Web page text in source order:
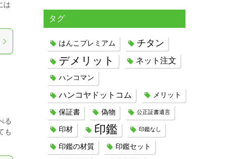
は
る
も
タグ
はんこプレミアム チタン
デメリット ネット注文
ハンコマン
ハンコヤドットコム メリット
保証書 偽物 公正証書遺言
印材 印鑑 印鑑なし
印鑑の材質 印鑑セット